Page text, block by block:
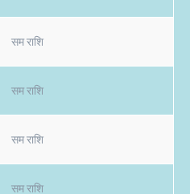
सम राशि
सम राशि
सम राशि
सम राशि